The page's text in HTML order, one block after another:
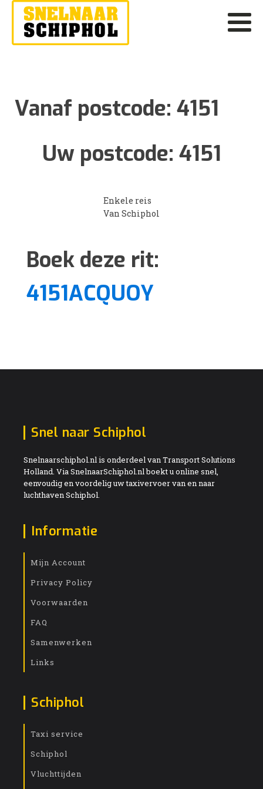
Vanaf postcode: 4151
Uw postcode: 4151
Enkele reis
Van Schiphol
Boek deze rit:
4151ACQUOY
Snel naar Schiphol
Snelnaarschiphol.nl is onderdeel van Transport Solutions
Holland. Via SnelnaarSchiphol.nl boekt u online snel,
eenvoudig en voordelig uw taxivervoer van en naar
luchthaven Schiphol.
Informatie
Mijn Account
Privacy Policy
Voorwaarden
FAQ
Samenwerken
Links
Schiphol
Taxi service
Schiphol
Vluchttijden